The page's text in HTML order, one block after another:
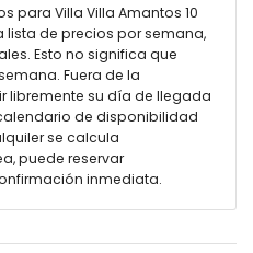
con lavabo sencillo, ducha,
inodoro y secador de pelo
y 2m de profundidad
y mobiliario de jardín con
para Villa Villa Amantos 10
lista de precios por semana,
Esto no significa que
Fuera de la
libremente su día de llegada
de disponibilidad
se calcula
puede reservar
inmediata.